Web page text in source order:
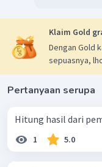
Klaim Gold
Dengan Gold
sepuasnya,
Pertanyaan serupa
1 5.0